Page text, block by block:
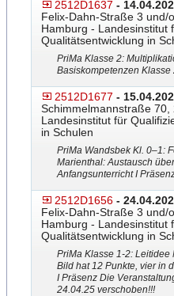
2512D1637 -
Felix-Dahn-Straße 3 und/
Hamburg - Landesinstitut
Qualitätsentwicklung in
PriMa Klasse 2:
Basiskompetenzen Klasse
2512D1677 -
Schimmelmannstraße 70,
Landesinstitut für
in Schulen
PriMa Wandsbek Kl. 0–1:
Marienthal: Austausch
Anfangsunterricht I
2512D1656 -
Felix-Dahn-Straße 3 und/
Hamburg - Landesinstitut
Qualitätsentwicklung in
PriMa Klasse 1-2: Leitidee
Bild hat 12 Punkte, vier in
I Präsenz Die
24.04.25 verschoben!!!